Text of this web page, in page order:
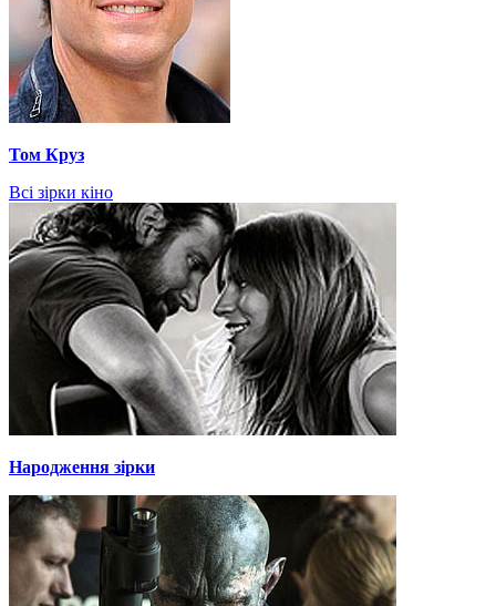
Том Круз
Всі зірки кіно
Народження зірки